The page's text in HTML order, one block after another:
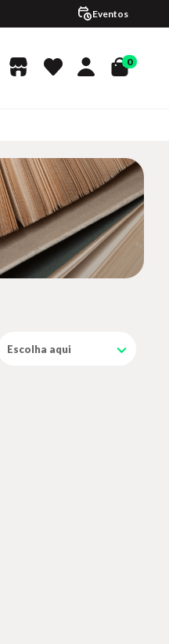
Eventos
0
Escolha aqui